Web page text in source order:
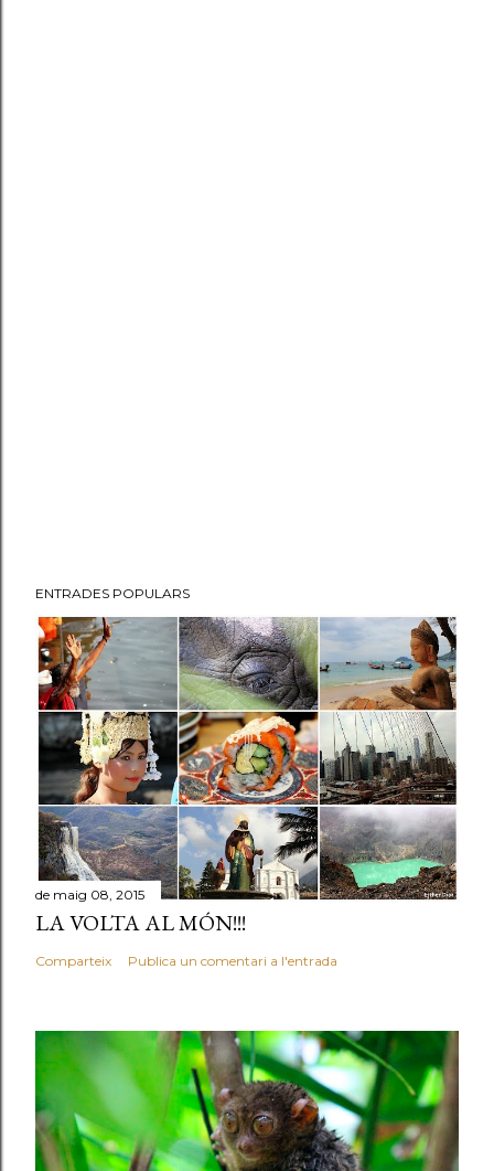
ENTRADES POPULARS
de maig 08, 2015
LA VOLTA AL MÓN!!!
Comparteix Publica un comentari a l'entrada